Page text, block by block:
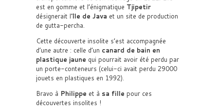
est en gomme et l’énigmatique Tjipetir
désignerait l’île de Java et un site de production
de gutta-percha.
Cette découverte insolite s’est accompagnée
d’une autre : celle d’un canard de bain en
plastique jaune qui pourrait avoir été perdu par
un porte-conteneurs (celui-ci avait perdu 29000
jouets en plastiques en 1992).
Bravo à Philippe et à sa fille pour ces
découvertes insolites !